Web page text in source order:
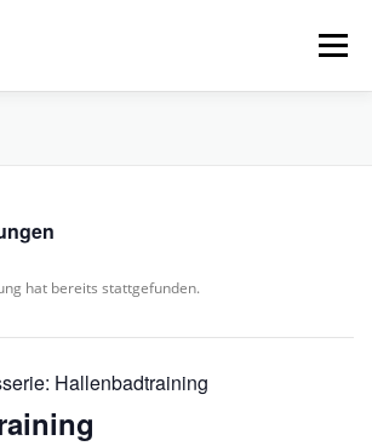
Menü
UND SUP
hat bereits stattgefunden.
Hallenbadtraining